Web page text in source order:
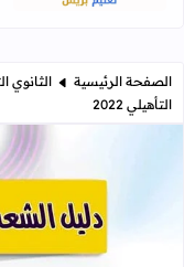
الصفحة الرئيسية الثانوي
التأهيلي 2022